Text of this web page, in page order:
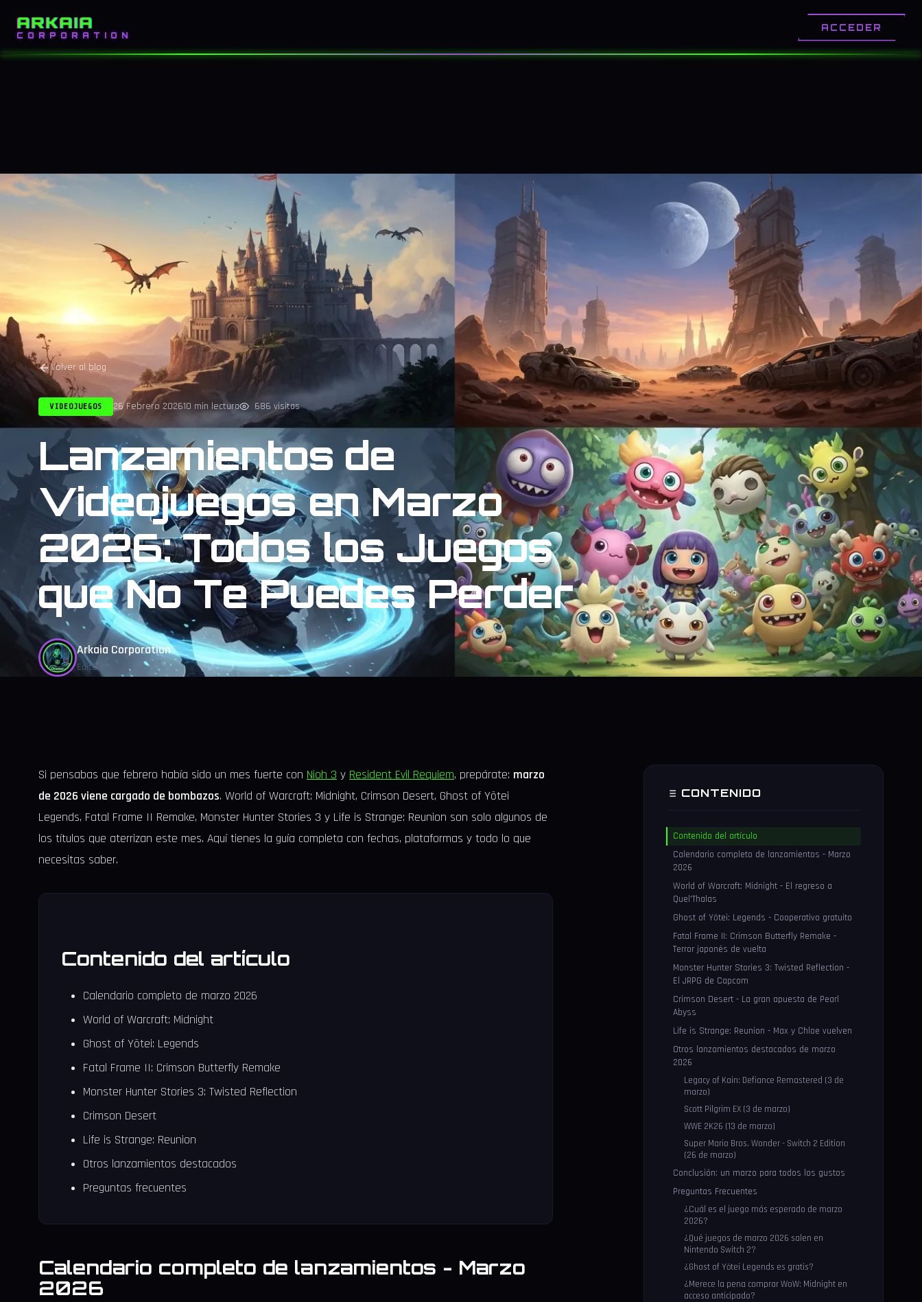
ARKAIA
CORPORATION
ACCEDER
Volver al blog
VIDEOJUEGOS 26 Febrero 202610 min lectura 686 visitas
Lanzamientos de
Videojuegos en Marzo
2026: Todos los Juegos
que No Te Puedes Perder
Arkaia Corporation
Editor
Si pensabas que febrero había sido un mes fuerte con Nioh 3 y Resident Evil Requiem, prepárate: marzo
de 2026 viene cargado de bombazos. World of Warcraft: Midnight, Crimson Desert, Ghost of Yōtei
Legends, Fatal Frame II Remake, Monster Hunter Stories 3 y Life is Strange: Reunion son solo algunos de
los títulos que aterrizan este mes. Aquí tienes la guía completa con fechas, plataformas y todo lo que
necesitas saber.
Contenido del artículo
Calendario completo de marzo 2026
World of Warcraft: Midnight
Ghost of Yōtei: Legends
Fatal Frame II: Crimson Butterfly Remake
Monster Hunter Stories 3: Twisted Reflection
Crimson Desert
Life is Strange: Reunion
Otros lanzamientos destacados
Preguntas frecuentes
Calendario completo de lanzamientos - Marzo
2026
CONTENIDO
Contenido del artículo
Calendario completo de lanzamientos - Marzo
2026
World of Warcraft: Midnight - El regreso a
Quel'Thalas
Ghost of Yōtei: Legends - Cooperativo gratuito
Fatal Frame II: Crimson Butterfly Remake -
Terror japonés de vuelta
Monster Hunter Stories 3: Twisted Reflection -
El JRPG de Capcom
Crimson Desert - La gran apuesta de Pearl
Abyss
Life is Strange: Reunion - Max y Chloe vuelven
Otros lanzamientos destacados de marzo
2026
Legacy of Kain: Defiance Remastered (3 de
marzo)
Scott Pilgrim EX (3 de marzo)
WWE 2K26 (13 de marzo)
Super Mario Bros. Wonder - Switch 2 Edition
(26 de marzo)
Conclusión: un marzo para todos los gustos
Preguntas Frecuentes
¿Cuál es el juego más esperado de marzo
2026?
¿Qué juegos de marzo 2026 salen en
Nintendo Switch 2?
¿Ghost of Yōtei Legends es gratis?
¿Merece la pena comprar WoW: Midnight en
acceso anticipado?